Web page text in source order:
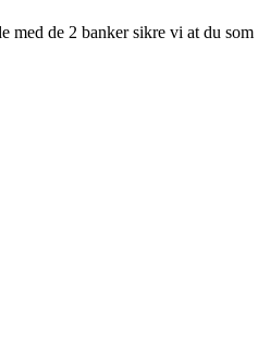
med de 2 banker sikre vi at du